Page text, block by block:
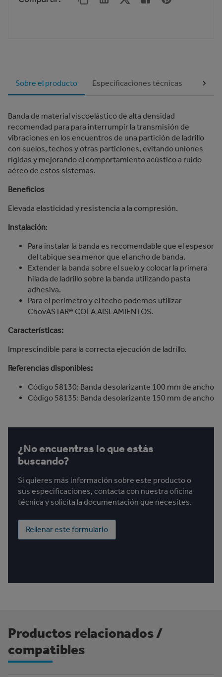
Sobre el producto Especificaciones técnicas
Banda de material viscoelástico de alta densidad
recomendad para para interrumpir la transmisión de
vibraciones en los encuentros de una partición de ladrillo
con suelos, techos y otras particiones, evitando uniones
rígidas y mejorando el comportamiento acústico a ruido
aéreo de estos sistemas.
Beneficios
Elevada elasticidad y resistencia a la compresión.
Instalación:
Para instalar la banda es recomendable que el espesor
del tabique sea menor que el ancho de banda.
Extender la banda sobre el suelo y colocar la primera
hilada de ladrillo sobre la banda utilizando pasta
adhesiva.
Para el perímetro y el techo podemos utilizar
ChovASTAR® COLA AISLAMIENTOS.
Características:
Imprescindible para la correcta ejecución de ladrillo.
Referencias disponibles:
Código 58130: Banda desolarizante 100 mm de ancho
Código 58135: Banda desolarizante 150 mm de ancho
¿No encuentras lo que estás
buscando?
Si quieres más información sobre este producto o
sus especificaciones, contacta con nuestra oficina
técnica y solicita la documentación que necesites.
Rellenar este formulario
Productos relacionados /
compatibles